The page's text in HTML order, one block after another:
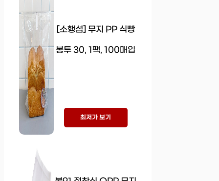
[소행섬] 무지 PP 식빵
봉투 30, 1팩, 100매입
최저가 보기